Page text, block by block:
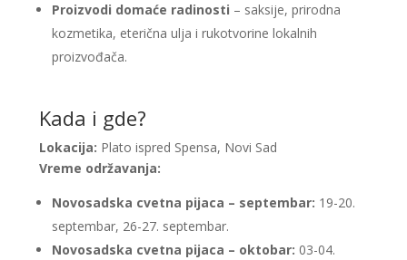
Proizvodi domaće radinosti – saksije, prirodna
kozmetika, eterična ulja i rukotvorine lokalnih
proizvođača.
Kada i gde?
Lokacija: Plato ispred Spensa, Novi Sad
Vreme održavanja:
Novosadska cvetna pijaca – septembar: 19-20.
septembar, 26-27. septembar.
Novosadska cvetna pijaca – oktobar: 03-04.